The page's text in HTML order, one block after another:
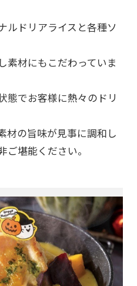
ルドリアライスと各種ソ
素材にもこだわっていま
態でお客様に熱々のドリ
材の旨味が見事に調和し
堪能ください。